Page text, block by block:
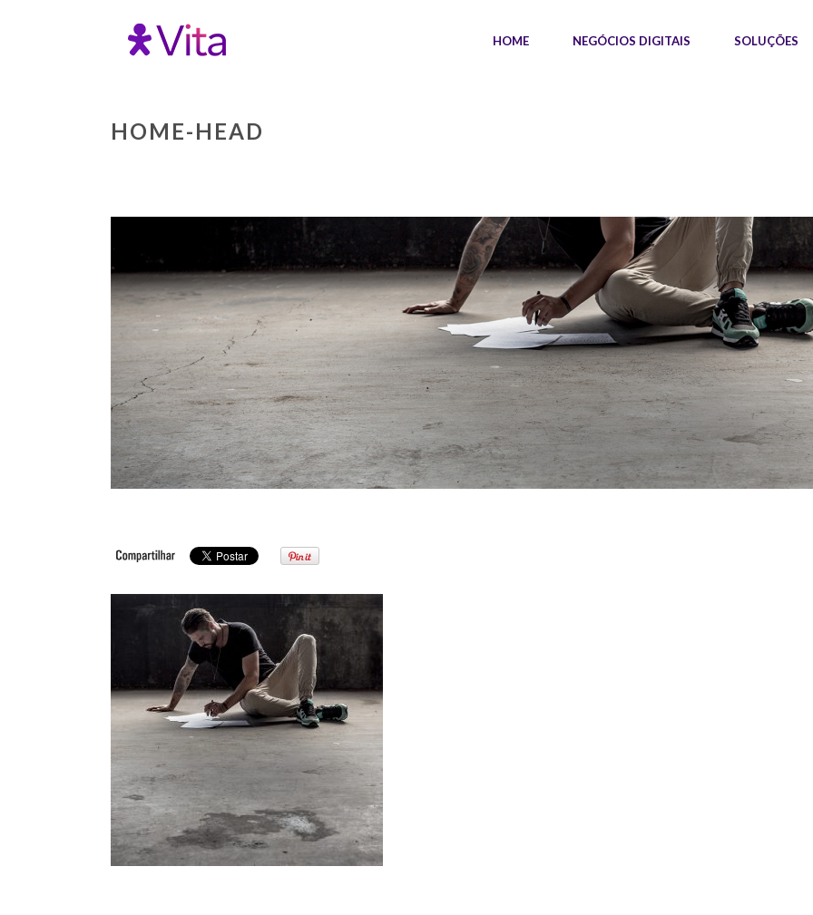
HOME NEGÓCIOS DIGITAIS SOLUÇÕES
HOME-HEAD